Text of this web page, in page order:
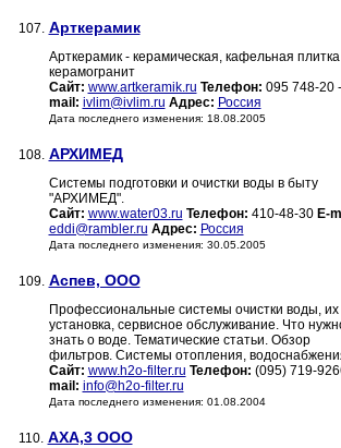
107. Арткерамик
Арткерамик - керамическая, кафельная
керамогранит
Сайт: www.artkeramik.ru Телефон: 095 748-20
mail: ivlim@ivlim.ru Адрес: Россия
Дата последнего изменения: 18.08.2005
108. АРХИМЕД
Системы подготовки и очистки воды в быту
"АРХИМЕД".
Сайт: www.water03.ru Телефон: 410-48-30 E-
eddi@rambler.ru Адрес: Россия
Дата последнего изменения: 30.05.2005
109. Аспев, ООО
Профессиональные системы очистки воды, их
установка, сервисное обслуживание. Что
знать о воде. Тематические статьи. Обзор
фильтров. Системы отопления,
Сайт: www.h2o-filter.ru Телефон: (095) 719-
mail: info@h2o-filter.ru
Дата последнего изменения: 01.08.2004
110. АХА,3 ООО